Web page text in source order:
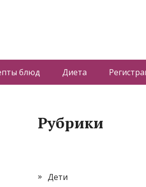
блюд Диета
Рубрики
Дети